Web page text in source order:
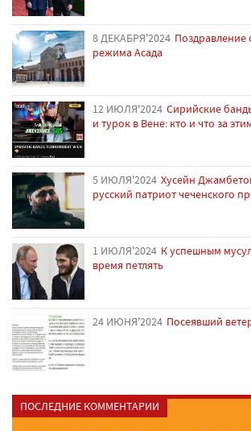
8 ДЕКАБРЯ'2024 Поздравление
режима Асада
12 ИЮЛЯ'2024 Сирийские
и турок в Вене: кто и что за
5 ИЮЛЯ'2024 Хусейн
русский патриот чеченского
1 ИЮЛЯ'2024 К успешным
время петлять
24 ИЮНЯ'2024 Посеявший
ПОСЛЕДНИЕ КОММЕНТАРИИ